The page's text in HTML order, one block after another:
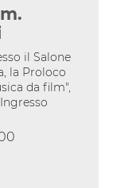
il Salone
la Proloco
da film",